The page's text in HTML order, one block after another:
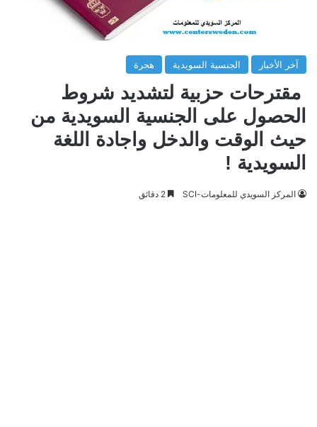
آخر الأخبار الجنسية السويدية هجرة
مقترحات حزبية لتشديد شروط
الحصول على الجنسية السويدية من
حيث الوقت والدخل واجادة اللغة
السويدية !
المركز السويدي للمعلومات-SCI